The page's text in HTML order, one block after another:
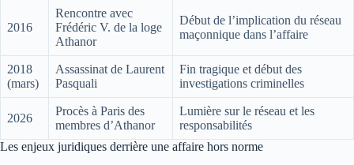
2016
Rencontre avec
Frédéric V. de la loge
Athanor
Début de l’implication du réseau
maçonnique dans l’affaire
2018
(mars)
Assassinat de Laurent
Pasquali
Fin tragique et début des
investigations criminelles
2026
Procès à Paris des
membres d’Athanor
Lumière sur le réseau et les
responsabilités
Les enjeux juridiques derrière une affaire hors norme